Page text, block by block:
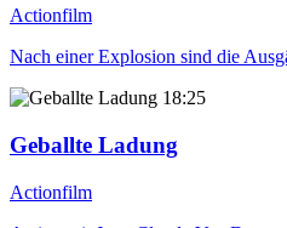
Actionfilm
Nach einer Explosion sind die
18:25
Geballte Ladung
Actionfilm